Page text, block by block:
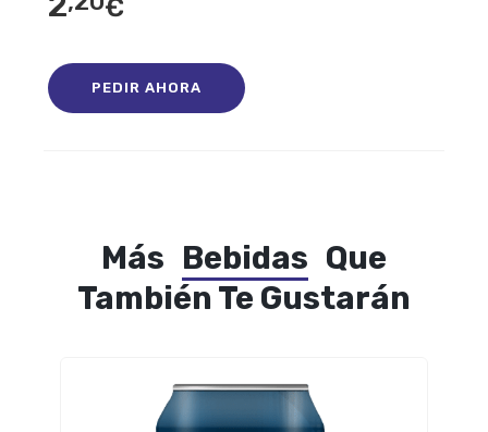
€
PEDIR AHORA
Más Bebidas Que
También Te Gustarán